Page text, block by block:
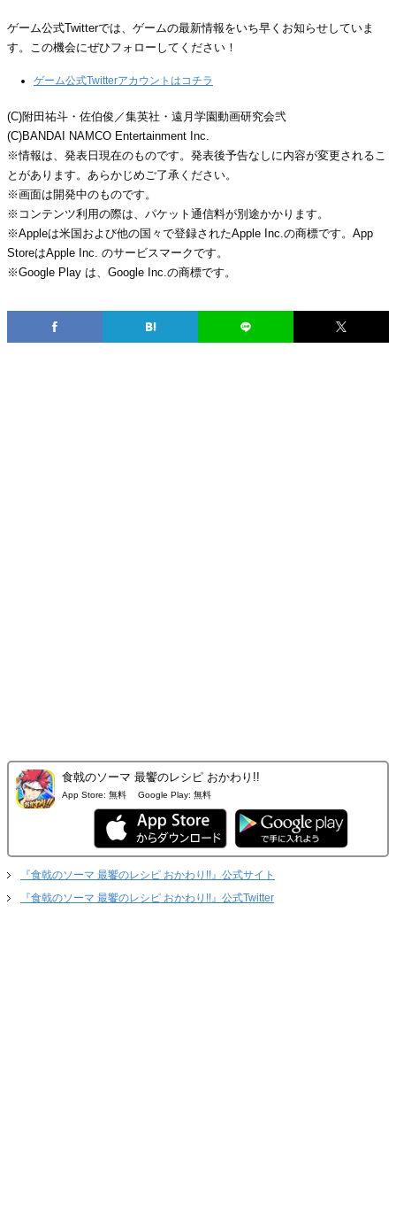
ゲーム公式Twitterでは、ゲームの最新情報をいち早くお知らせしていま
す。この機会にぜひフォローしてください！
ゲーム公式Twitterアカウントはコチラ
(C)附田祐斗・佐伯俊／集英社・遠月学園動画研究会弐
(C)BANDAI NAMCO Entertainment Inc.
※情報は、発表日現在のものです。発表後予告なしに内容が変更されるこ
とがあります。あらかじめご了承ください。
※画面は開発中のものです。
※コンテンツ利用の際は、パケット通信料が別途かかります。
※Appleは米国および他の国々で登録されたApple Inc.の商標です。App
StoreはApple Inc. のサービスマークです。
※Google Play は、Google Inc.の商標です。
食戟のソーマ 最饗のレシピ おかわり!!
App Store: 無料 Google Play: 無料
『食戟のソーマ 最饗のレシピ おかわり!!』公式サイト
『食戟のソーマ 最饗のレシピ おかわり!!』公式Twitter